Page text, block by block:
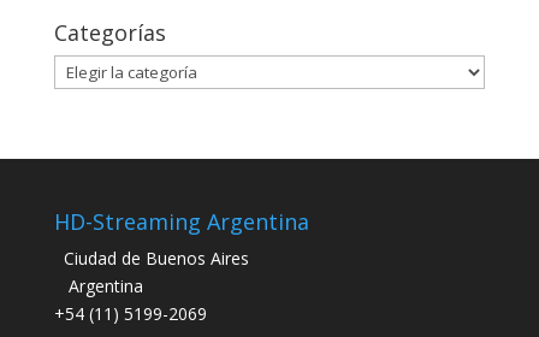
Categorías
Categorías
HD-Streaming Argentina
Ciudad de Buenos Aires
Argentina
+54 (11) 5199-2069